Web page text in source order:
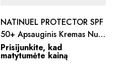
NATINUEL PROTECTOR SPF
50+ Apsauginis Kremas Nuo
Saulės
Prisijunkite, kad
matytumėte kainą